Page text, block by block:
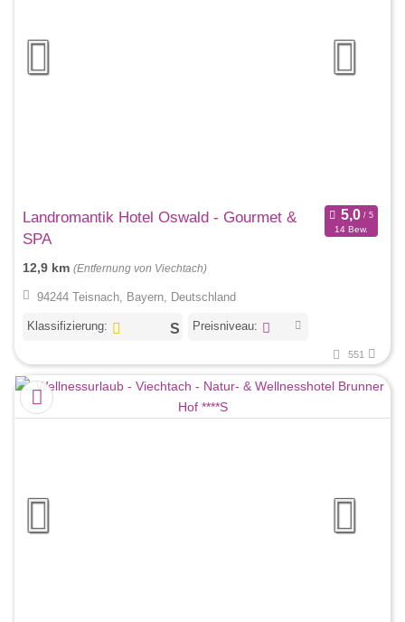
Landromantik Hotel Oswald - Gourmet &
SPA
14 Bew.
12,9 km (Entfernung von Viechtach)
94244 Teisnach, Bayern, Deutschland
Klassifizierung: Preisniveau:
551